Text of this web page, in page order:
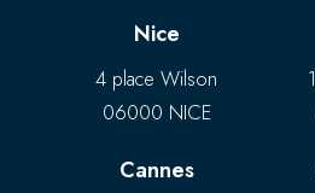
Nice
4 place Wilson
06000 NICE
Cannes